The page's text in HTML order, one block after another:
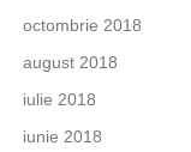
octombrie 2018
august 2018
iulie 2018
iunie 2018